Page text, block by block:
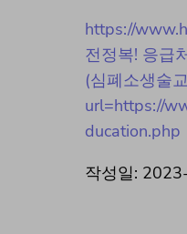
https://
전정복! 응급
(심폐소생술
url=https://
ducation.php
작성일: